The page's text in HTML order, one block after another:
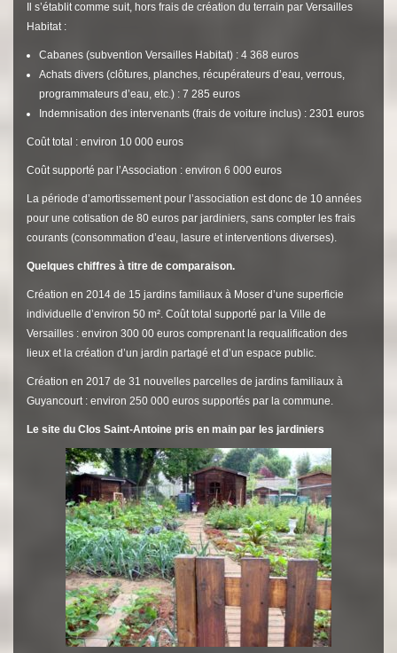
Il s’établit comme suit, hors frais de création du terrain par Versailles
Habitat :
Cabanes (subvention Versailles Habitat) : 4 368 euros
Achats divers (clôtures, planches, récupérateurs d’eau, verrous,
programmateurs d’eau, etc.) : 7 285 euros
Indemnisation des intervenants (frais de voiture inclus) : 2301 euros
Coût total : environ 10 000 euros
Coût supporté par l’Association : environ 6 000 euros
La période d’amortissement pour l’association est donc de 10 années
pour une cotisation de 80 euros par jardiniers, sans compter les frais
courants (consommation d’eau, lasure et interventions diverses).
Quelques chiffres à titre de comparaison.
Création en 2014 de 15 jardins familiaux à Moser d’une superficie
individuelle d’environ 50 m². Coût total supporté par la Ville de
Versailles : environ 300 00 euros comprenant la requalification des
lieux et la création d’un jardin partagé et d’un espace public.
Création en 2017 de 31 nouvelles parcelles de jardins familiaux à
Guyancourt : environ 250 000 euros supportés par la commune.
Le site du Clos Saint-Antoine pris en main par les jardiniers